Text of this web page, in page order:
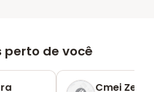
perto de você
Cmei Zelia